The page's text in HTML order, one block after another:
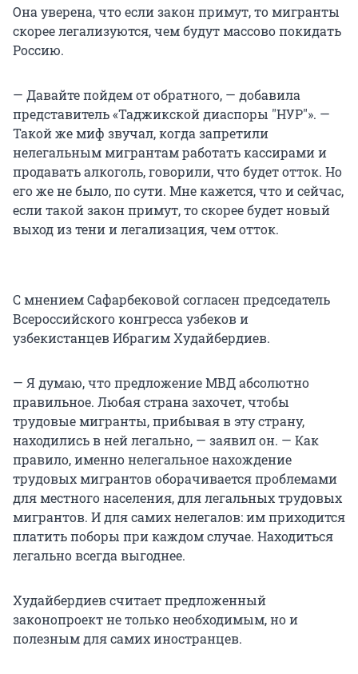
Она уверена, что если закон примут, то мигранты
скорее легализуются, чем будут массово покидать
Россию.
— Давайте пойдем от обратного, — добавила
представитель «Таджикской диаспоры "НУР"». —
Такой же миф звучал, когда запретили
нелегальным мигрантам работать кассирами и
продавать алкоголь, говорили, что будет отток. Но
его же не было, по сути. Мне кажется, что и сейчас,
если такой закон примут, то скорее будет новый
выход из тени и легализация, чем отток.
С мнением Сафарбековой согласен председатель
Всероссийского конгресса узбеков и
узбекистанцев Ибрагим Худайбердиев.
— Я думаю, что предложение МВД абсолютно
правильное. Любая страна захочет, чтобы
трудовые мигранты, прибывая в эту страну,
находились в ней легально, — заявил он. — Как
правило, именно нелегальное нахождение
трудовых мигрантов оборачивается проблемами
для местного населения, для легальных трудовых
мигрантов. И для самих нелегалов: им приходится
платить поборы при каждом случае. Находиться
легально всегда выгоднее.
Худайбердиев считает предложенный
законопроект не только необходимым, но и
полезным для самих иностранцев.